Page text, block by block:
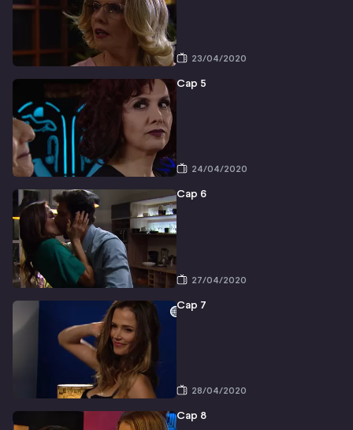
23/04/2020
Cap 5
24/04/2020
Cap 6
27/04/2020
Cap 7
28/04/2020
Cap 8